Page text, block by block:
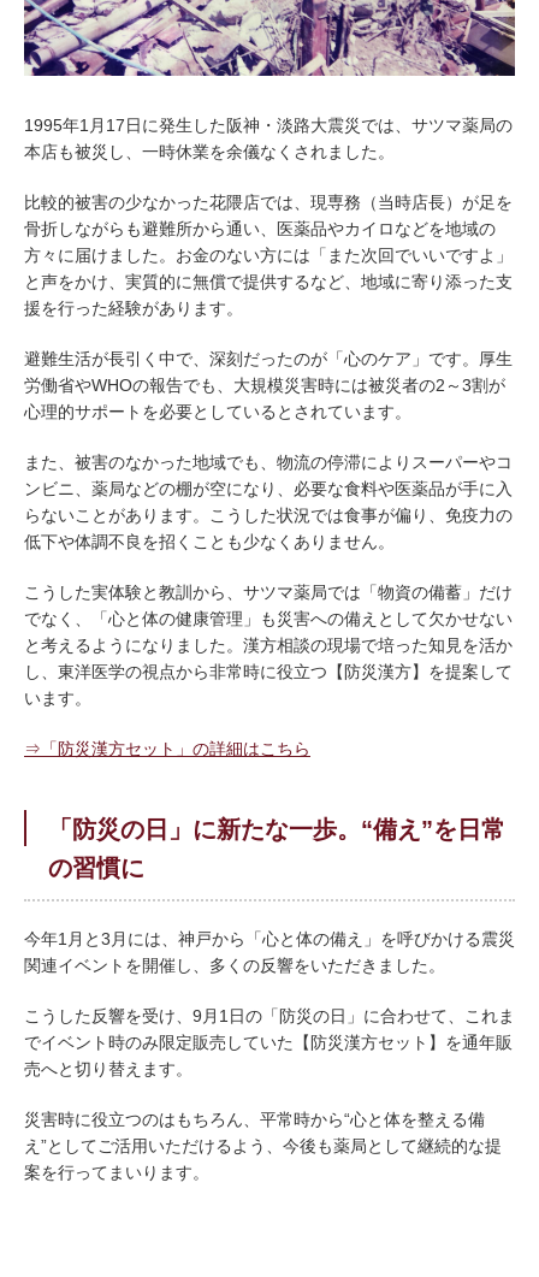
1995年1月17日に発生した阪神・淡路大震災では、サツマ薬局の
本店も被災し、一時休業を余儀なくされました。
比較的被害の少なかった花隈店では、現専務（当時店長）が足を
骨折しながらも避難所から通い、医薬品やカイロなどを地域の
方々に届けました。お金のない方には「また次回でいいですよ」
と声をかけ、実質的に無償で提供するなど、地域に寄り添った支
援を行った経験があります。
避難生活が長引く中で、深刻だったのが「心のケア」です。厚生
労働省やWHOの報告でも、大規模災害時には被災者の2～3割が
心理的サポートを必要としているとされています。
また、被害のなかった地域でも、物流の停滞によりスーパーやコ
ンビニ、薬局などの棚が空になり、必要な食料や医薬品が手に入
らないことがあります。こうした状況では食事が偏り、免疫力の
低下や体調不良を招くことも少なくありません。
こうした実体験と教訓から、サツマ薬局では「物資の備蓄」だけ
でなく、「心と体の健康管理」も災害への備えとして欠かせない
と考えるようになりました。漢方相談の現場で培った知見を活か
し、東洋医学の視点から非常時に役立つ【防災漢方】を提案して
います。
⇒「防災漢方セット」の詳細はこちら
「防災の日」に新たな一歩。“備え”を日常
の習慣に
今年1月と3月には、神戸から「心と体の備え」を呼びかける震災
関連イベントを開催し、多くの反響をいただきました。
こうした反響を受け、9月1日の「防災の日」に合わせて、これま
でイベント時のみ限定販売していた【防災漢方セット】を通年販
売へと切り替えます。
災害時に役立つのはもちろん、平常時から“心と体を整える備
え”としてご活用いただけるよう、今後も薬局として継続的な提
案を行ってまいります。